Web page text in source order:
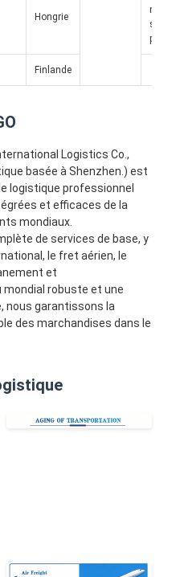
Hongrie
ne
sais
pas.
Finlande
Logistics Co.,
basée à Shenzhen.) est
logistique professionnel
et efficaces de la
mondiaux.
de services de base, y
le fret aérien, le
et
mondial robuste et une
nous garantissons la
des marchandises dans le